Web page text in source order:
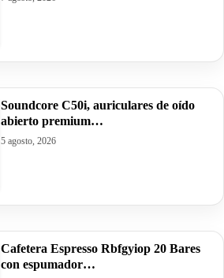
Soundcore C50i, auriculares de oído
abierto premium…
5 agosto, 2026
Cafetera Espresso Rbfgyiop 20 Bares
con espumador…